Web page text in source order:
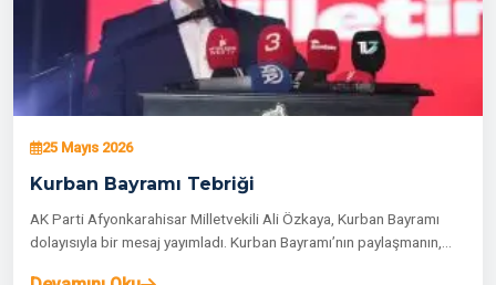
25 Mayıs 2026
Kurban Bayramı Tebriği
AK Parti Afyonkarahisar Milletvekili Ali Özkaya, Kurban Bayramı
dolayısıyla bir mesaj yayımladı. Kurban Bayramı’nın paylaşmanın,…